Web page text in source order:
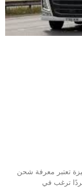
تعتبر معرفة شحن
ترغب في